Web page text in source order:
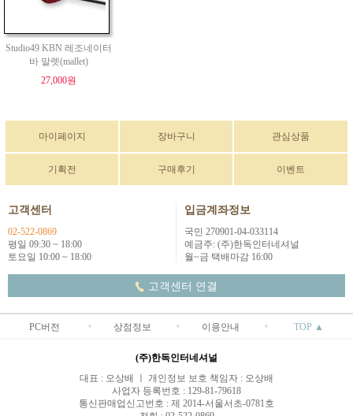
Studio49 KBN 레조네이터
바 말렛(mallet)
27,000원
마이페이지 장바구니 관심상품
기획전 구매후기 이벤트
고객센터
02-522-0869
평일 09:30 ~ 18:00
토요일 10:00 ~ 18:00
입금계좌정보
국민 270901-04-033114
예금주: (주)한독인터네셔널
월~금 택배마감 16:00
고객센터 연결
PC버전 상점정보 이용안내 TOP ▲
(주)한독인터네셔널
대표 : 오상배 ㅣ 개인정보 보호 책임자 : 오상배
사업자 등록번호 : 129-81-79618
통신판매업신고번호 : 제 2014-서울서초-0781호